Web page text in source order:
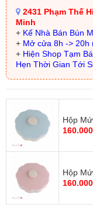
2431 Phạm Thế
Minh
+ Kế Nhà Bán Bún
+ Mở cửa 8h -> 20h
+ Hiện Shop Tạm
Hẹn Thời Gian Tới
Hộp
160.000
Hộp
160.000